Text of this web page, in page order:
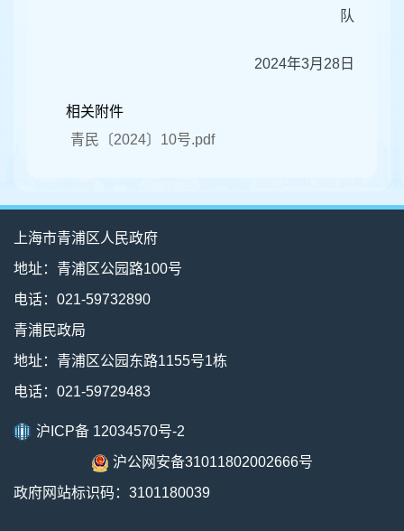
队
2024年3月28日
相关附件
青民〔2024〕10号.pdf
上海市青浦区人民政府
地址：青浦区公园路100号
电话：021-59732890
青浦民政局
地址：青浦区公园东路1155号1栋
电话：021-59729483
沪ICP备 12034570号-2
沪公网安备31011802002666号
政府网站标识码：3101180039